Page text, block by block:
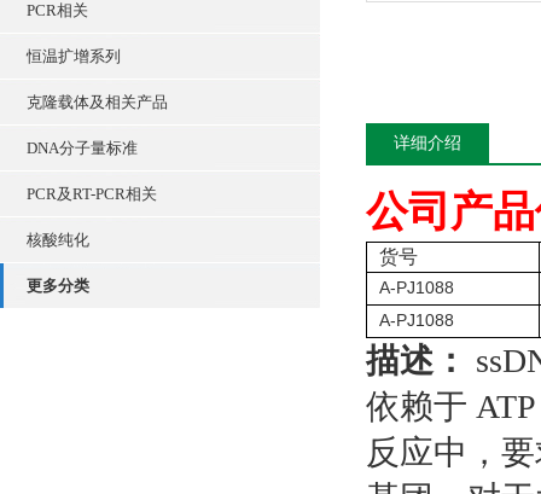
PCR相关
恒温扩增系列
克隆载体及相关产品
DNA分子量标准
PCR及RT-PCR相关
核酸纯化
更多分类
详细介绍
公司产
货号
A-PJ1088
A-PJ1088
描述：
依赖于
反应中，